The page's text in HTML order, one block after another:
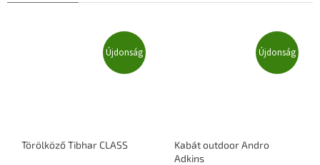
Újdonság
Törölköző Tibhar CLASS
Újdonság
Kabát outdoor Andro
Adkins